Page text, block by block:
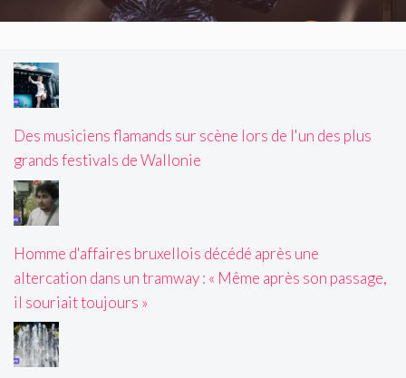
Des musiciens flamands sur scène lors de l'un des plus
grands festivals de Wallonie
Homme d'affaires bruxellois décédé après une
altercation dans un tramway : « Même après son passage,
il souriait toujours »